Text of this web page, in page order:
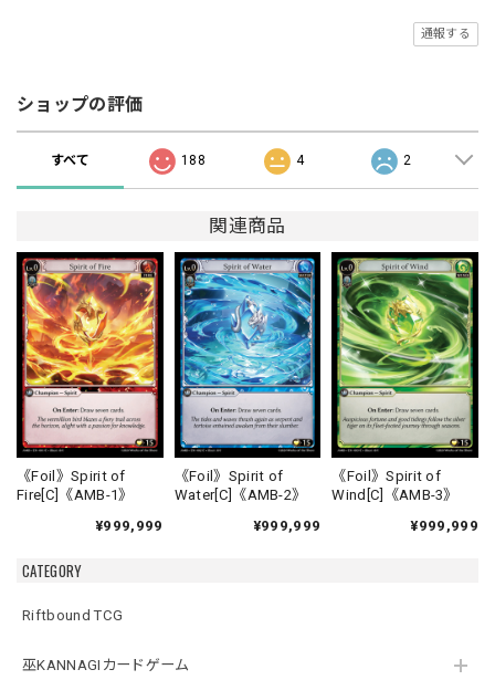
CATEGORY
Riftbound TCG
巫KANNAGIカードゲーム
通報する
ショップの評価
すべて 188 4 2
関連商品
《Foil》Spirit of
Fire[C]《AMB-1》
¥999,999
《Foil》Spirit of
Water[C]《AMB-2》
¥999,999
《Foil》Spirit of
Wind[C]《AMB-3》
¥999,999